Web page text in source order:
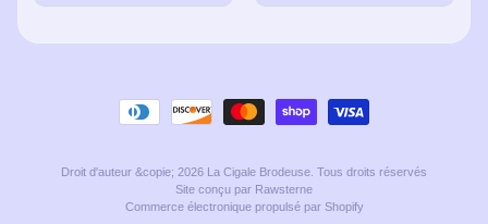
Droit d'auteur &copie; 2026 La Cigale Brodeuse . Tous droits réservés
Site conçu par Rawsterne
Commerce électronique propulsé par Shopify